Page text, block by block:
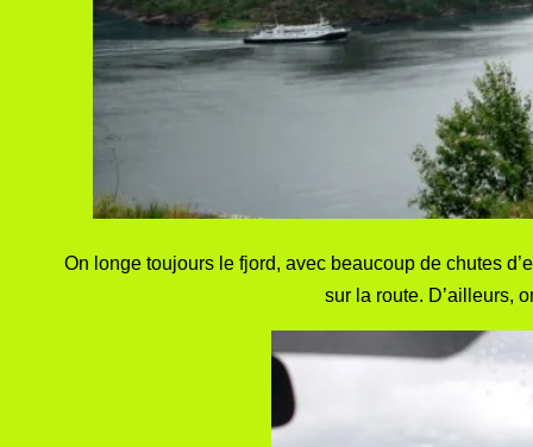
On longe toujours le fjord, avec beaucoup de chutes
sur la route. D’ailleurs,